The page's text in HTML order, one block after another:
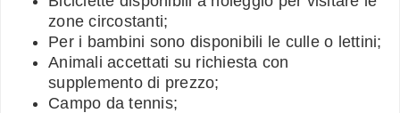
zone circostanti;
Per i bambini sono disponibili le culle o lettini;
Animali accettati su richiesta con
supplemento di prezzo;
Campo da tennis;